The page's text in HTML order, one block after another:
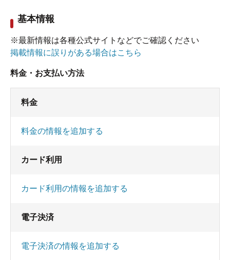
基本情報
※最新情報は各種公式サイトなどでご確認ください
掲載情報に誤りがある場合はこちら
料金・お支払い方法
料金
料金の情報を追加する
カード利用
カード利用の情報を追加する
電子決済
電子決済の情報を追加する